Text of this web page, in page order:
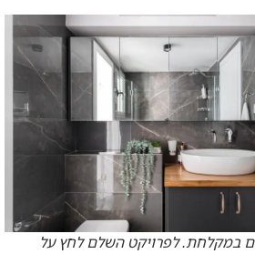
במקלחת. לפרויקט השלם לחץ על